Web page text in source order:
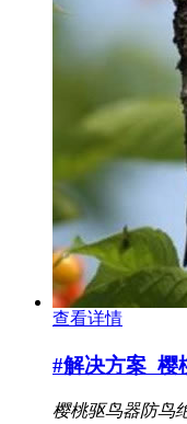
查看详情
#解决方案 樱
樱桃驱鸟器防鸟